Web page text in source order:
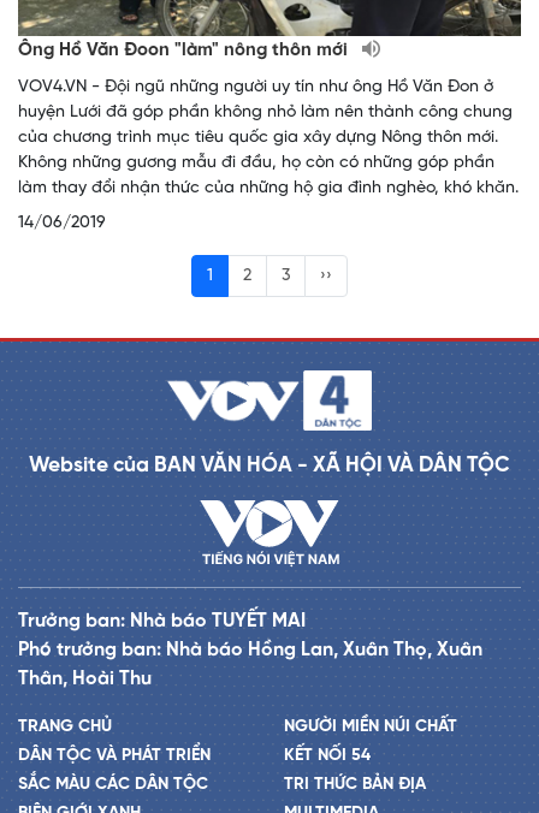
Ông Hồ Văn Đoon "làm" nông thôn mới
VOV4.VN - Đội ngũ những người uy tín như ông Hồ Văn Đon ở
huyện Lưới đã góp phần không nhỏ làm nên thành công chung
của chương trình mục tiêu quốc gia xây dựng Nông thôn mới.
Không những gương mẫu đi đầu, họ còn có những góp phần
làm thay đổi nhận thức của những hộ gia đình nghèo, khó khăn.
14/06/2019
1 2 3 ››
Website của BAN VĂN HÓA - XÃ HỘI VÀ DÂN TỘC
Trưởng ban: Nhà báo TUYẾT MAI
Phó trưởng ban: Nhà báo Hồng Lan, Xuân Thọ, Xuân
Thân, Hoài Thu
TRANG CHỦ
DÂN TỘC VÀ PHÁT TRIỂN
SẮC MÀU CÁC DÂN TỘC
NGƯỜI MIỀN NÚI CHẤT
KẾT NỐI 54
TRI THỨC BẢN ĐỊA